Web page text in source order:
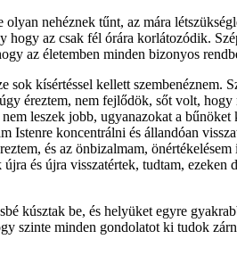
nehéznek tűnt, az mára
az csak fél órára korlátozódik.
az életemben minden bizonyos
kísértéssel kellett szembenéznem.
éreztem, nem fejlődök, sőt volt,
leszek jobb, ugyanazokat a
koncentrálni és állandóan
és az önbizalmam,
és újra visszatértek, tudtam,
kúsztak be, és helyüket egyre
szinte minden gondolatot ki tudok